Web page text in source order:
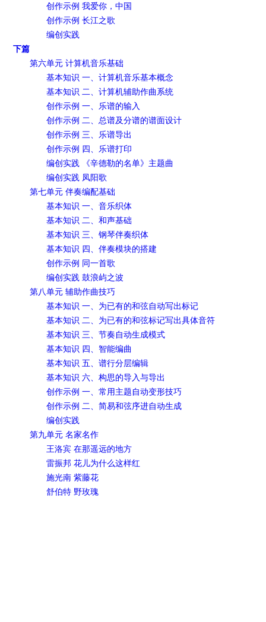
创作示例 我爱你，中国
创作示例 长江之歌
编创实践
下篇
第六单元 计算机音乐基础
基本知识 一、计算机音乐基本概念
基本知识 二、计算机辅助作曲系统
创作示例 一、乐谱的输入
创作示例 二、总谱及分谱的谱面设计
创作示例 三、乐谱导出
创作示例 四、乐谱打印
编创实践 《辛德勒的名单》主题曲
编创实践 凤阳歌
第七单元 伴奏编配基础
基本知识 一、音乐织体
基本知识 二、和声基础
基本知识 三、钢琴伴奏织体
基本知识 四、伴奏模块的搭建
创作示例 同一首歌
编创实践 鼓浪屿之波
第八单元 辅助作曲技巧
基本知识 一、为已有的和弦自动写出标记
基本知识 二、为已有的和弦标记写出具体音符
基本知识 三、节奏自动生成模式
基本知识 四、智能编曲
基本知识 五、谱行分层编辑
基本知识 六、构思的导入与导出
创作示例 一、常用主题自动变形技巧
创作示例 二、简易和弦序进自动生成
编创实践
第九单元 名家名作
王洛宾 在那遥远的地方
雷振邦 花儿为什么这样红
施光南 紫藤花
舒伯特 野玫瑰